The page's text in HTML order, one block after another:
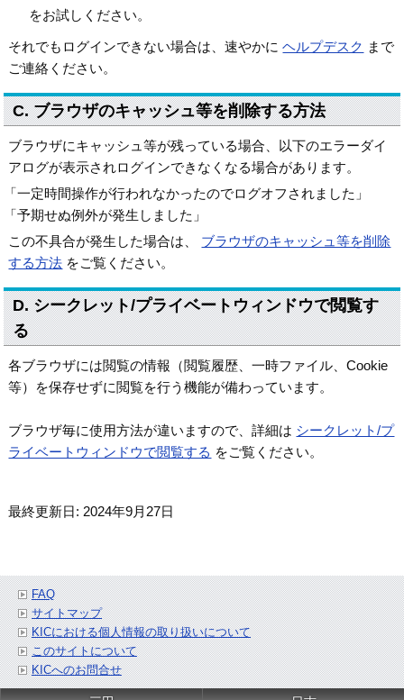
をお試しください。
それでもログインできない場合は、速やかにヘルプデスク まで
ご連絡ください。
C. ブラウザのキャッシュ等を削除する方法
ブラウザにキャッシュ等が残っている場合、以下のエラーダイ
アログが表示されログインできなくなる場合があります。
「一定時間操作が行われなかったのでログオフされました」
「予期せぬ例外が発生しました」
この不具合が発生した場合は、 ブラウザのキャッシュ等を削除
する方法 をご覧ください。
D. シークレット/プライベートウィンドウで閲覧す
る
各ブラウザには閲覧の情報（閲覧履歴、一時ファイル、Cookie
等）を保存せずに閲覧を行う機能が備わっています。
ブラウザ毎に使用方法が違いますので、詳細は シークレット/プ
ライベートウィンドウで閲覧する をご覧ください。
最終更新日: 2024年9月27日
FAQ
サイトマップ
KICにおける個人情報の取り扱いについて
このサイトについて
KICへのお問合せ